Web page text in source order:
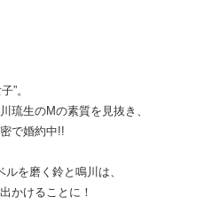
”。
琉生のMの素質を見抜き、
で婚約中!!
を磨く鈴と鳴川は、
かけることに！